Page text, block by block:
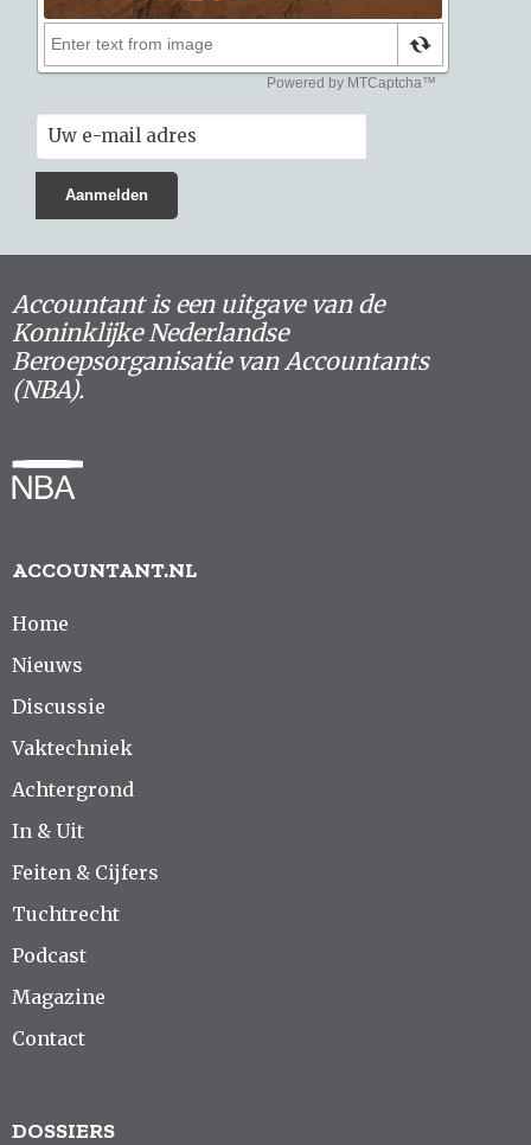
Accountant is een uitgave van de
Koninklijke Nederlandse
Beroepsorganisatie van Accountants
(NBA).
ACCOUNTANT.NL
Home
Nieuws
Discussie
Vaktechniek
Achtergrond
In & Uit
Feiten & Cijfers
Tuchtrecht
Podcast
Magazine
Contact
DOSSIERS